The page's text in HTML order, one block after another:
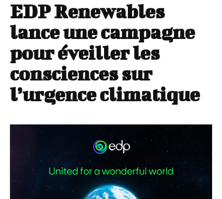
EDP Renewables
lance une campagne
pour éveiller les
consciences sur
l’urgence climatique